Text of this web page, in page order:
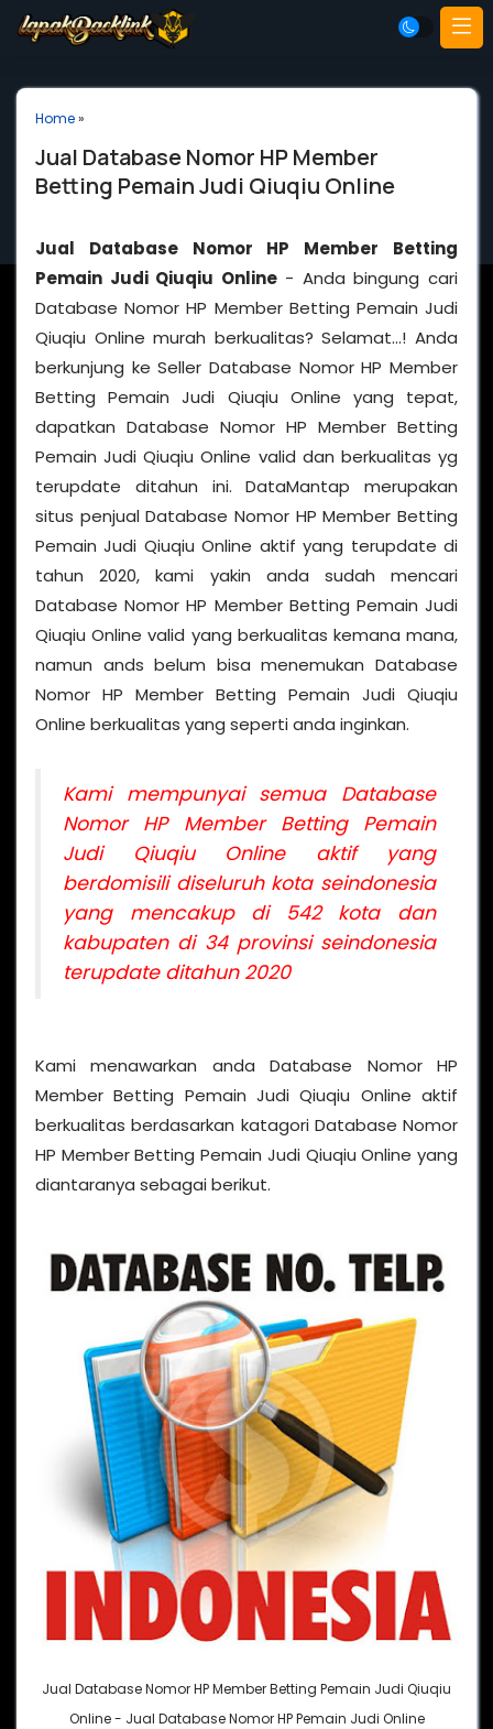
Home»
Jual Database Nomor HP Member
Betting Pemain Judi Qiuqiu Online
Jual Database Nomor HP Member Betting
Pemain Judi Qiuqiu Online- Anda bingung cari
Database Nomor HP Member Betting Pemain Judi
Qiuqiu Online murah berkualitas? Selamat…! Anda
berkunjung ke Seller Database Nomor HP Member
Betting Pemain Judi Qiuqiu Online yang tepat,
dapatkan Database Nomor HP Member Betting
Pemain Judi Qiuqiu Online valid dan berkualitas yg
terupdate ditahun ini. DataMantap merupakan
situs penjual Database Nomor HP Member Betting
Pemain Judi Qiuqiu Online aktif yang terupdate di
tahun 2020, kami yakin anda sudah mencari
Database Nomor HP Member Betting Pemain Judi
Qiuqiu Online valid yang berkualitas kemana mana,
namun ands belum bisa menemukan Database
Nomor HP Member Betting Pemain Judi Qiuqiu
Online berkualitas yang seperti anda inginkan.
Kami mempunyai semua Database
Nomor HP Member Betting Pemain
Judi Qiuqiu Online aktif yang
berdomisili diseluruh kota seindonesia
yang mencakup di 542 kota dan
kabupaten di 34 provinsi seindonesia
terupdate ditahun 2020
Kami menawarkan anda Database Nomor HP
Member Betting Pemain Judi Qiuqiu Online aktif
berkualitas berdasarkan katagori Database Nomor
HP Member Betting Pemain Judi Qiuqiu Online yang
diantaranya sebagai berikut.
Jual Database Nomor HP Member Betting Pemain Judi Qiuqiu
Online - Jual Database Nomor HP Pemain Judi Online